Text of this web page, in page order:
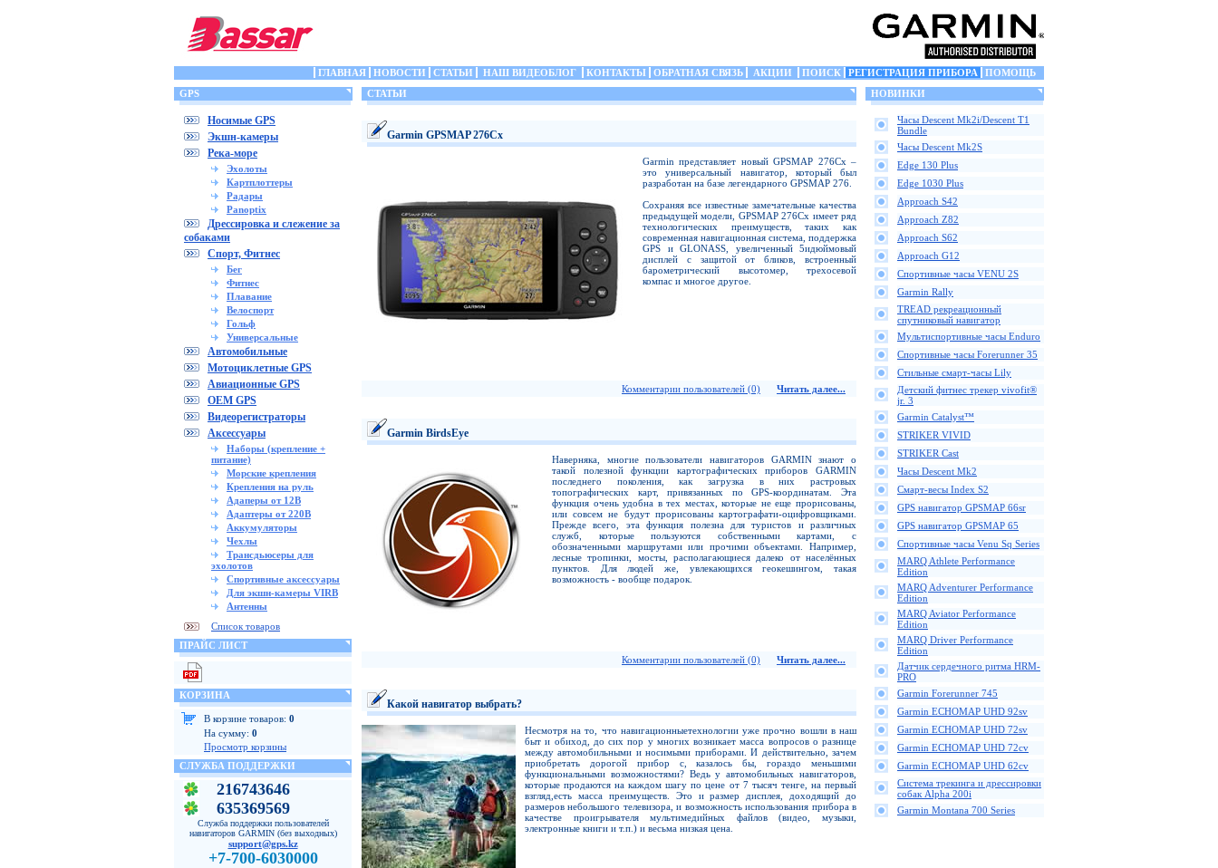
ГЛАВНАЯ НОВОСТИ СТАТЬИ НАШ ВИДЕОБЛОГ КОНТАКТЫ ОБРАТНАЯ СВЯЗЬ АКЦИИ ПОИСК РЕГИСТРАЦИЯ ПРИБОРА
ПОМОЩЬ
GPS
Носимые GPS
Экшн-камеры
Река-море
Эхолоты
Картплоттеры
Радары
Panoptix
Дрессировка и слежение за
собаками
Спорт, Фитнес
Бег
Фитнес
Плавание
Велоспорт
Гольф
Универсальные
Автомобильные
Мотоциклетные GPS
Авиационные GPS
OEM GPS
Видеорегистраторы
Аксессуары
Наборы (крепление +
питание)
Морские крепления
Крепления на руль
Адаперы от 12В
Адаптеры от 220В
Аккумуляторы
Чехлы
Трансдьюсеры для
эхолотов
Спортивные аксессуары
Для экшн-камеры VIRB
Антенны
Список товаров
ПРАЙС ЛИСТ
КОРЗИНА
В корзине товаров: 0
На сумму: 0
Просмотр корзины
СЛУЖБА ПОДДЕРЖКИ
216743646
635369569
Служба поддержки пользователей
навигаторов GARMIN (без выходных)
support@gps.kz
+7-700-6030000
СТАТЬИ
Garmin GPSMAP 276Cx
Garmin представляет новый GPSMAP 276Cx –
это универсальный навигатор, который был
разработан на базе легендарного GPSMAP 276.
Сохраняя все известные замечательные качества
предыдущей модели, GPSMAP 276Cx имеет ряд
технологических преимуществ, таких как
современная навигационная система, поддержка
GPS и GLONASS, увеличенный 5идюймовый
дисплей с защитой от бликов, встроенный
барометрический высотомер, трехосевой
компас и многое другое.
Комментарии пользователей (0) Читать далее...
Garmin BirdsEye
Наверняка, многие пользователи навигаторов GARMIN знают о
такой полезной функции картографических приборов GARMIN
последнего поколения, как загрузка в них растровых
топографических карт, привязанных по GPS-координатам. Эта
функция очень удобна в тех местах, которые не еще прорисованы,
или совсем не будут прорисованы картографати-оцифровщиками.
Прежде всего, эта функция полезна для туристов и различных
служб, которые пользуются собственными картами, с
обозначенными маршрутами или прочими объектами. Например,
лесные тропинки, мосты, располагающиеся далеко от населённых
пунктов. Для людей же, увлекающихся геокешингом, такая
возможность - вообще подарок.
Комментарии пользователей (0) Читать далее...
Какой навигатор выбрать?
Несмотря на то, что навигационныетехнологии уже прочно вошли в наш
быт и обиход, до сих пор у многих возникает масса вопросов о разнице
между автомобильными и носимыми приборами. И действительно, зачем
приобретать дорогой прибор с, казалось бы, гораздо меньшими
функциональными возможностями? Ведь у автомобильных навигаторов,
которые продаются на каждом шагу по цене от 7 тысяч тенге, на первый
взгляд,есть масса преимуществ. Это и размер дисплея, доходящий до
размеров небольшого телевизора, и возможность использования прибора в
качестве проигрывателя мультимедийных файлов (видео, музыки,
электронные книги и т.п.) и весьма низкая цена.
НОВИНКИ
Часы Descent Mk2i/Descent T1
Bundle
Часы Descent Mk2S
Edge 130 Plus
Edge 1030 Plus
Approach S42
Approach Z82
Approach S62
Approach G12
Спортивные часы VENU 2S
Garmin Rally
TREAD рекреационный
спутниковый навигатор
Мультиспортивные часы Enduro
Спортивные часы Forerunner 35
Стильные смарт-часы Lily
Детский фитнес трекер vivofit®
jr. 3
Garmin Catalyst™
STRIKER VIVID
STRIKER Cast
Часы Descent Mk2
Смарт-весы Index S2
GPS навигатор GPSMAP 66sr
GPS навигатор GPSMAP 65
Спортивные часы Venu Sq Series
MARQ Athlete Performance
Edition
MARQ Adventurer Performance
Edition
MARQ Aviator Performance
Edition
MARQ Driver Performance
Edition
Датчик сердечного ритма HRM-
PRO
Garmin Forerunner 745
Garmin ECHOMAP UHD 92sv
Garmin ECHOMAP UHD 72sv
Garmin ECHOMAP UHD 72cv
Garmin ECHOMAP UHD 62cv
Cистема трекинга и дрессировки
собак Alpha 200i
Garmin Montana 700 Series